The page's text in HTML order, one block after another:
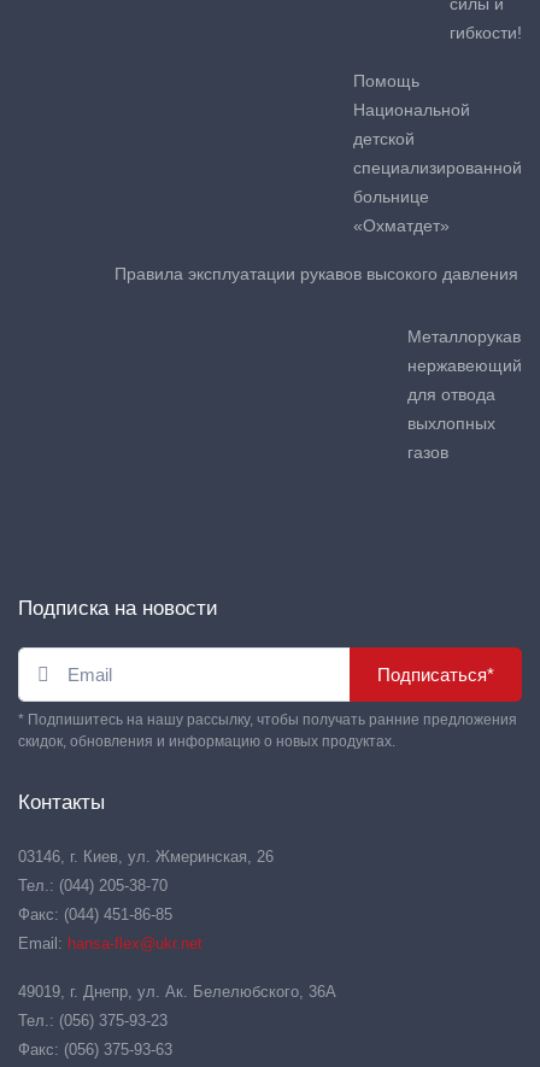
силы и
гибкости!
Помощь
Национальной
детской
специализированной
больнице
«Охматдет»
Правила эксплуатации рукавов высокого давления
Металлорукав
нержавеющий
для отвода
выхлопных
газов
Подписка на новости
Подписаться*
* Подпишитесь на нашу рассылку, чтобы получать ранние предложения
скидок, обновления и информацию о новых продуктах.
Контакты
03146, г. Киев, ул. Жмеринская, 26
Тел.: (044) 205-38-70
Факс: (044) 451-86-85
Email: hansa-flex@ukr.net
49019, г. Днепр, ул. Ак. Белелюбского, 36А
Тел.: (056) 375-93-23
Факс: (056) 375-93-63